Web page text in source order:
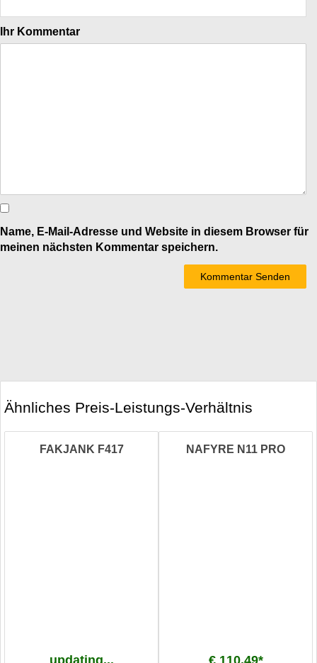
Ihr Kommentar
Name, E-Mail-Adresse und Website in diesem Browser für
meinen nächsten Kommentar speichern.
Ähnliches Preis-Leistungs-Verhältnis
FAKJANK F417
updating...
NAFYRE N11 PRO
€ 110,49*